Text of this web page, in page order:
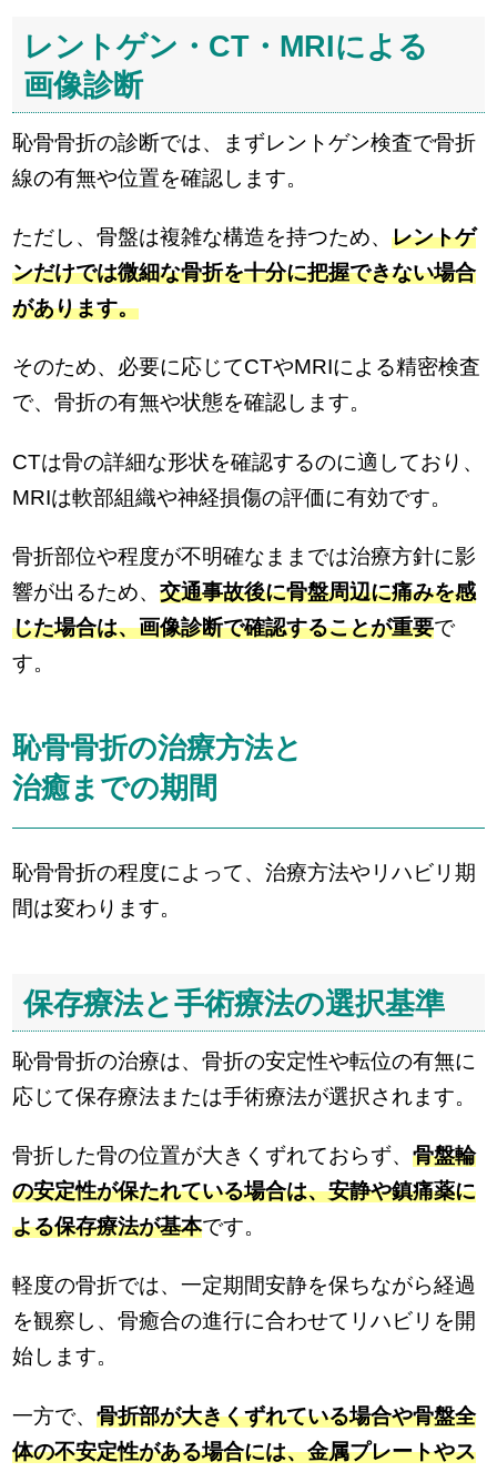
レントゲン・CT・MRIによる
画像診断
恥骨骨折の診断では、まずレントゲン検査で骨折
線の有無や位置を確認します。
ただし、骨盤は複雑な構造を持つため、レントゲ
ンだけでは微細な骨折を十分に把握できない場合
があります。
そのため、必要に応じてCTやMRIによる精密検査
で、骨折の有無や状態を確認します。
CTは骨の詳細な形状を確認するのに適しており、
MRIは軟部組織や神経損傷の評価に有効です。
骨折部位や程度が不明確なままでは治療方針に影
響が出るため、交通事故後に骨盤周辺に痛みを感
じた場合は、画像診断で確認することが重要で
す。
恥骨骨折の治療方法と
治癒までの期間
恥骨骨折の程度によって、治療方法やリハビリ期
間は変わります。
保存療法と手術療法の選択基準
恥骨骨折の治療は、骨折の安定性や転位の有無に
応じて保存療法または手術療法が選択されます。
骨折した骨の位置が大きくずれておらず、骨盤輪
の安定性が保たれている場合は、安静や鎮痛薬に
よる保存療法が基本です。
軽度の骨折では、一定期間安静を保ちながら経過
を観察し、骨癒合の進行に合わせてリハビリを開
始します。
一方で、骨折部が大きくずれている場合や骨盤全
体の不安定性がある場合には、金属プレートやス